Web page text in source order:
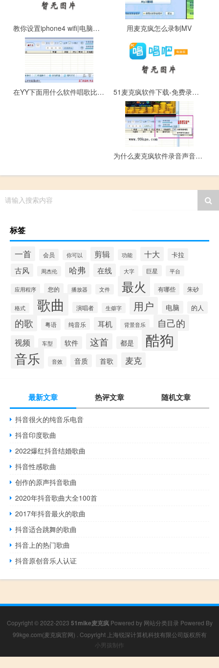
教你设置iphone4 wifi|电脑与杀毒软件-iphone 用麦克疯怎么录制MV
在YY下面用什么软件唱歌比较好？(强力推荐) 51麦克疯软件下载-免费录歌在线k歌
为什么麦克疯软件录音声音很小，怎么调大声音？
请输入搜索内容
标签
一首 会员 你可以 剪辑 功能 十大 卡拉
古风 周杰伦 哈弗 在线 大字 巨星 平台
应用程序 您的 播放器 文件 最火 有哪些 朱砂
格式 歌曲 演唱者 生僻字 用户 电脑 的人
的歌 粤语 纯音乐 耳机 背景音乐 自己的
视频 车型 软件 这首 都是 酷狗
音乐 音效 音质 首歌 麦克
最新文章 热评文章 随机文章
抖音很火的纯音乐电音
抖音印度歌曲
2022爆红抖音结婚歌曲
抖音性感歌曲
创作的原声抖音歌曲
2020年抖音歌曲大全100首
2017年抖音最火的歌曲
抖音适合跳舞的歌曲
抖音上的热门歌曲
抖音原创音乐人认证
Copyright © 2022-2023 51mike麦克疯Powered by 网站分类目录 Powered By
99kge.com(麦克疯官网) . Copyright 上海锐深计算机科技有限公司版权所有
小男孩制作